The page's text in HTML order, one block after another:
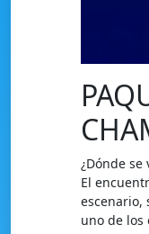
¿Dónde
El
escenario,
uno de los